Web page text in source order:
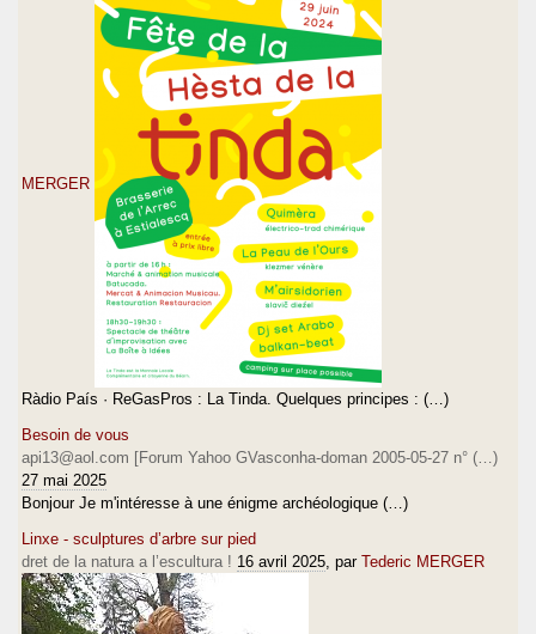
MERGER
Ràdio País · ReGasPros : La Tinda. Quelques principes : (…)
Besoin de vous
api13@aol.com [Forum Yahoo GVasconha-doman 2005-05-27 n° (…)
27 mai 2025
Bonjour Je m'intéresse à une énigme archéologique (…)
Linxe - sculptures d’arbre sur pied
dret de la natura a l’escultura ! 16 avril 2025 , par Tederic MERGER